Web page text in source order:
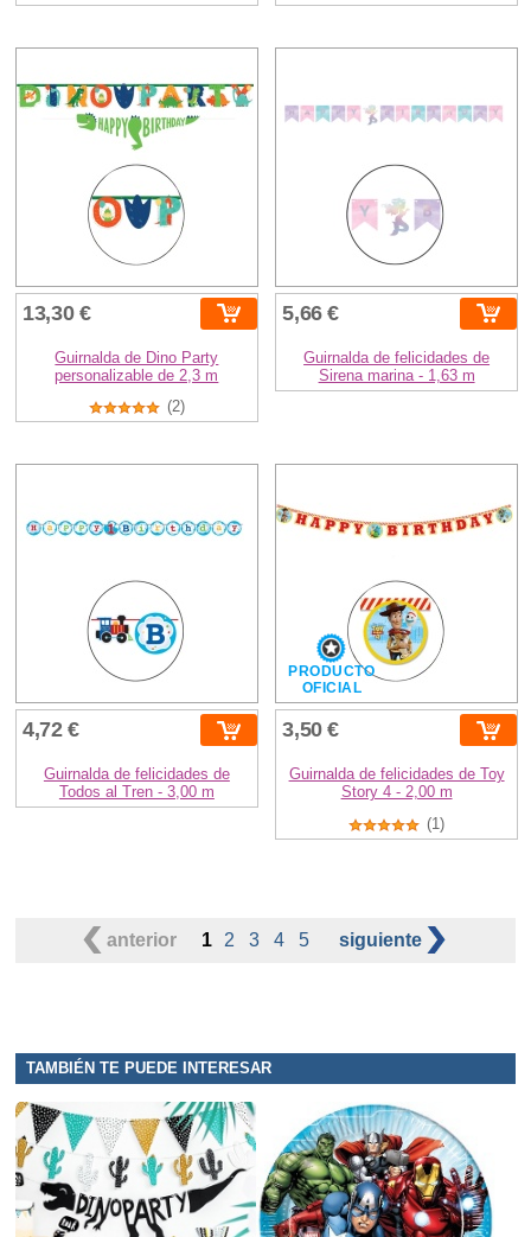
13,30 €
Guirnalda de Dino Party
personalizable de 2,3 m
(2)
5,66 €
Guirnalda de felicidades de
Sirena marina - 1,63 m
4,72 €
Guirnalda de felicidades de
Todos al Tren - 3,00 m
PRODUCTO
OFICIAL
3,50 €
Guirnalda de felicidades de Toy
Story 4 - 2,00 m
(1)
anterior 1 2 3 4 5 siguiente
TAMBIÉN TE PUEDE INTERESAR